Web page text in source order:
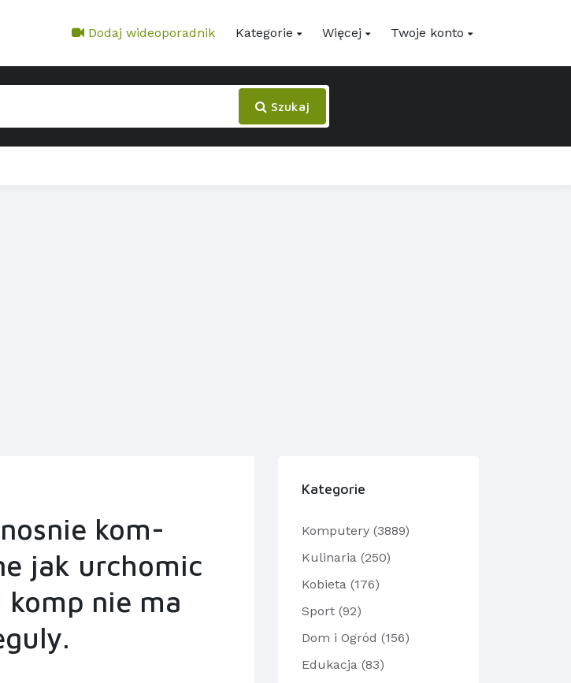
Dodaj wideoporadnik Kategorie Więcej Twoje konto
Szukaj
kom-
jak urchomic
komp nie ma
Kategorie
Komputery (3889)
Kulinaria (250)
Kobieta (176)
Sport (92)
Dom i Ogród (156)
Edukacja (83)